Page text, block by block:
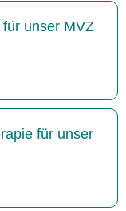
unser MVZ
für unser